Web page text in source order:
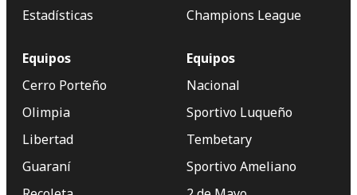
Estadísticas
Champions League
Equipos
Cerro Porteño
Olimpia
Libertad
Guaraní
Equipos
Nacional
Sportivo Luqueño
Tembetary
Sportivo Ameliano